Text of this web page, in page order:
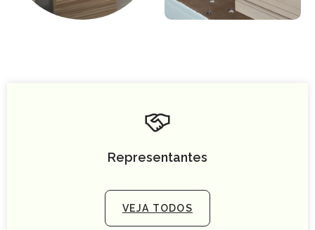
Representantes
VEJA TODOS